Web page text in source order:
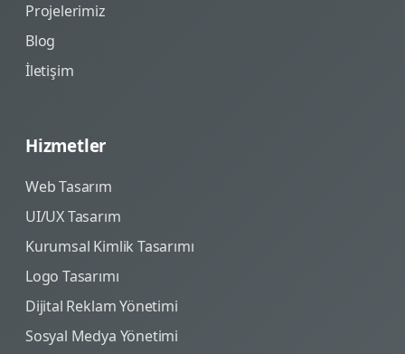
Projelerimiz
Blog
İletişim
Hizmetler
Web Tasarım
UI/UX Tasarım
Kurumsal Kimlik Tasarımı
Logo Tasarımı
Dijital Reklam Yönetimi
Sosyal Medya Yönetimi